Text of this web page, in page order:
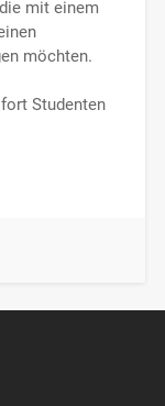
mit einem
möchten.
Studenten